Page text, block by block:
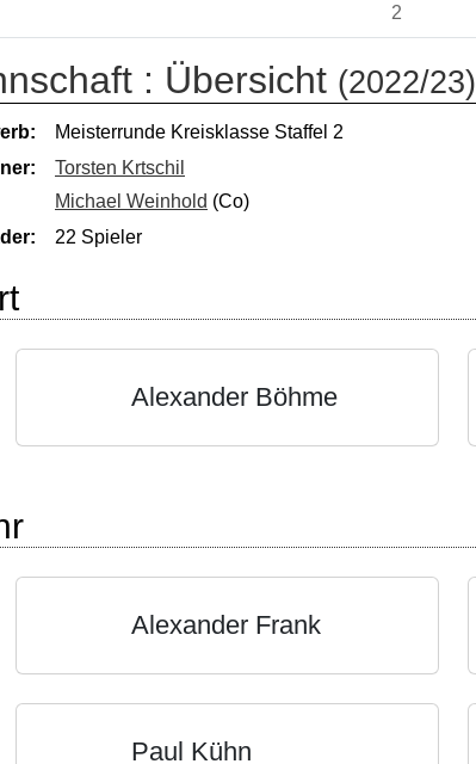
2
: Übersicht (2022/23)
Meisterrunde Kreisklasse Staffel 2
Torsten Krtschil
Michael Weinhold (Co)
22 Spieler
Alexander Böhme
Alexander Frank
Paul Kühn